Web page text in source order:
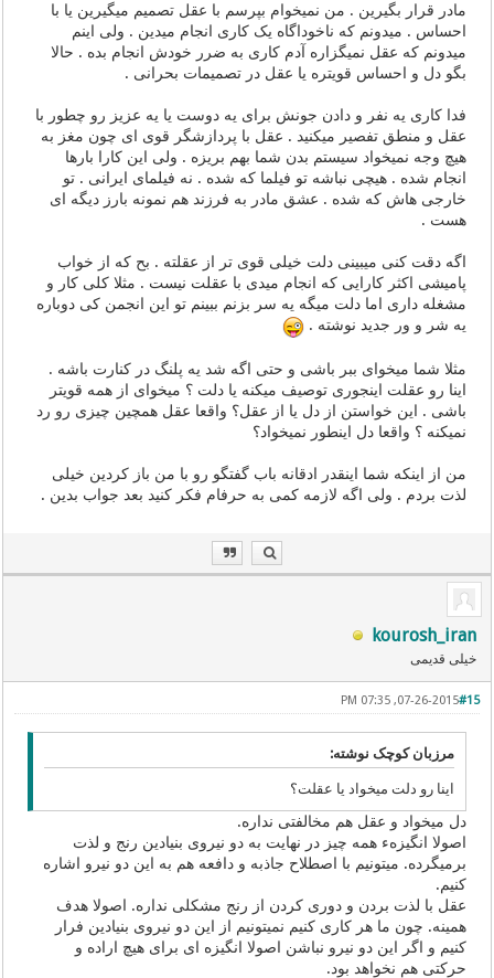
مادر قرار بگیرین . من نمیخوام بپرسم با عقل تصمیم میگیرین یا با
احساس . میدونم که ناخوداگاه یک کاری انجام میدین . ولی اینم
میدونم که عقل نمیگزاره آدم کاری به ضرر خودش انجام بده . حالا
بگو دل و احساس قویتره یا عقل در تصمیمات بحرانی .
فدا کاری یه نفر و دادن جونش برای یه دوست یا یه عزیز رو چطور با
عقل و منطق تفصیر میکنید . عقل با پردازشگر قوی ای چون مغز به
هیچ وجه نمیخواد سیستم بدن شما بهم بریزه . ولی این کارا بارها
انجام شده . هیچی نباشه تو فیلما که شده . نه فیلمای ایرانی . تو
خارجی هاش که شده . عشق مادر به فرزند هم نمونه بارز دیگه ای
هست .
اگه دقت کنی میبینی دلت خیلی قوی تر از عقلته . بح که از خواب
پامیشی اکثر کارایی که انجام میدی با عقلت نیست . مثلا کلی کار و
مشغله داری اما دلت میگه یه سر بزنم ببینم تو این انجمن کی دوباره
یه شر و ور جدید نوشته .
مثلا شما میخوای ببر باشی و حتی اگه شد یه پلنگ در کنارت باشه .
اینا رو عقلت اینجوری توصیف میکنه یا دلت ؟ میخوای از همه قویتر
باشی . این خواستن از دل یا از عقل؟ واقعا عقل همچین چیزی رو رد
نمیکنه ؟ واقعا دل اینطور نمیخواد؟
من از اینکه شما اینقدر ادقانه باب گفتگو رو با من باز کردین خیلی
لذت بردم . ولی اگه لازمه کمی به حرفام فکر کنید بعد جواب بدین .
kourosh_iran
خیلی قدیمی
#15
07-26-2015, 07:35 PM
مرزبان کوچک نوشته:
اینا رو دلت میخواد یا عقلت؟
دل میخواد و عقل هم مخالفتی نداره.
اصولا انگیزهء همه چیز در نهایت به دو نیروی بنیادین رنج و لذت
برمیگرده. میتونیم با اصطلاح جاذبه و دافعه هم به این دو نیرو اشاره
کنیم.
عقل با لذت بردن و دوری کردن از رنج مشکلی نداره. اصولا هدف
همینه. چون ما هر کاری کنیم نمیتونیم از این دو نیروی بنیادین فرار
کنیم و اگر این دو نیرو نباشن اصولا انگیزه ای برای هیچ اراده و
حرکتی هم نخواهد بود.